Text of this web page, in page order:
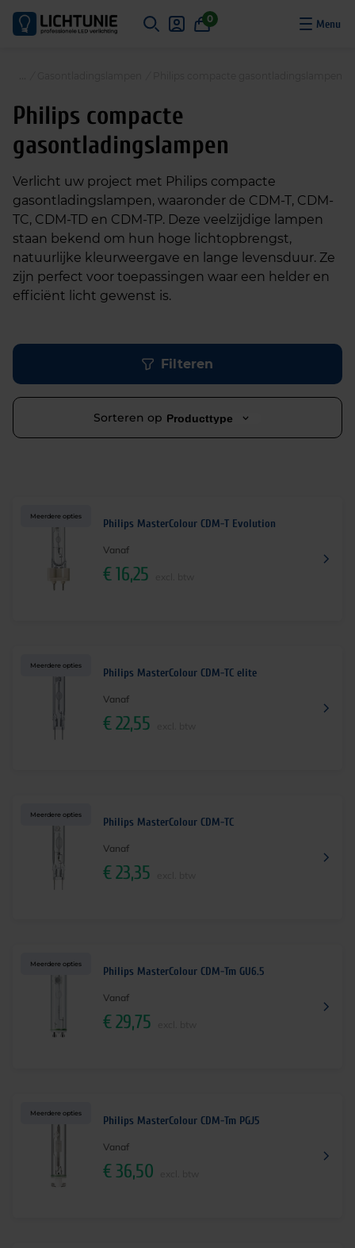
0
Philips compacte
gasontladingslampen
Verlicht uw project met Philips compacte
gasontladingslampen, waaronder de CDM-T, CDM-
TC, CDM-TD en CDM-TP. Deze veelzijdige lampen
staan bekend om hun hoge lichtopbrengst,
natuurlijke kleurweergave en lange levensduur. Ze
zijn perfect voor toepassingen waar een helder en
efficiënt licht gewenst is.
Filteren
Sorteren op Producttype
Meerdere opties
Philips MasterColour CDM-T Evolution
Vanaf
€16,25
Meerdere opties
Philips MasterColour CDM-TC elite
Vanaf
€22,55
Meerdere opties
Philips MasterColour CDM-TC
Vanaf
€23,35
Meerdere opties
Philips MasterColour CDM-Tm GU6.5
Vanaf
€29,75
Meerdere opties
Philips MasterColour CDM-Tm PGJ5
Vanaf
€36,50